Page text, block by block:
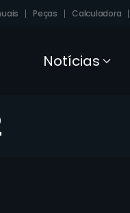
Peças Calculadora
Notícias